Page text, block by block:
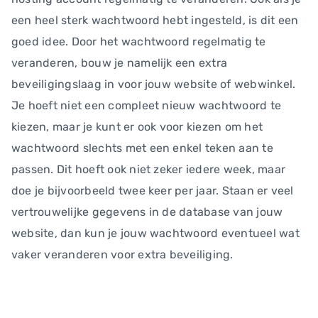
een heel sterk wachtwoord hebt ingesteld, is dit een
goed idee. Door het wachtwoord regelmatig te
veranderen, bouw je namelijk een extra
beveiligingslaag in voor jouw website of webwinkel.
Je hoeft niet een compleet nieuw wachtwoord te
kiezen, maar je kunt er ook voor kiezen om het
wachtwoord slechts met een enkel teken aan te
passen. Dit hoeft ook niet zeker iedere week, maar
doe je bijvoorbeeld twee keer per jaar. Staan er veel
vertrouwelijke gegevens in de database van jouw
website, dan kun je jouw wachtwoord eventueel wat
vaker veranderen voor extra beveiliging.